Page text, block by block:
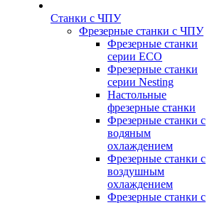
Станки с ЧПУ
Фрезерные станки с ЧПУ
Фрезерные станки
серии ECO
Фрезерные станки
серии Nesting
Настольные
фрезерные станки
Фрезерные станки с
водяным
охлаждением
Фрезерные станки с
воздушным
охлаждением
Фрезерные станки с